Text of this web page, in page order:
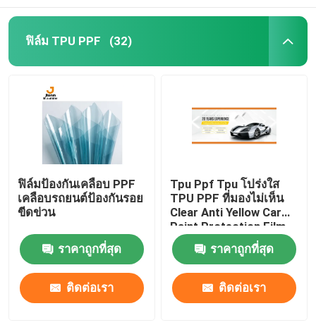
ฟิล์ม TPU PPF (32)
ฟิล์มป้องกันเคลือบ PPF
เคลือบรถยนต์ป้องกันรอย
ขีดข่วน
ราคาถูกที่สุด
ติดต่อเรา
Tpu Ppf Tpu โปร่งใส
TPU PPF ที่มองไม่เห็น
Clear Anti Yellow Car
Paint Protection Film
Anti Dirty Auto
Repaired Wrap Film
ราคาถูกที่สุด
ติดต่อเรา